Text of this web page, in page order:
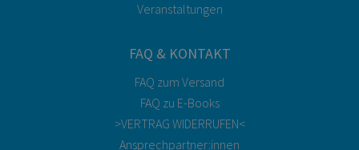
Veranstaltungen
FAQ & KONTAKT
FAQ zum Versand
FAQ zu E-Books
>VERTRAG WIDERRUFEN<
Ansprechpartner:innen